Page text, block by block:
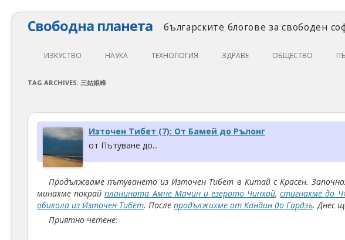
Свободна планета българските блогове за свободен
ИЗКУСТВО
КИНО
МУЗИКА
ФОТОГРАФИЯ
НАУКА
ФИЗИКА
ОБРАЗОВАНИЕ
ТЕХНОЛОГИЯ
СВОБОДЕН ХАРДУЕР
ДЖАДЖИ
ИНТЕРНЕТ
ЗДРАВЕ ОБЩЕСТВО
ЦИФРОВИ ПРАВА
TAG ARCHIVES:三姑娘峰
Източен Тибет (7): От Бамей до Рълонг
от Пътуване до...
Продължваме пътуването из Източен Тибет в Китай с Красен.
минахме покрайпланината Амне Мачин и езерото Чинхай,стигнахме до
обикола из Източен Тибет. Послепродължихме от Кандин до Гардзъ. Днес
Приятно четене: